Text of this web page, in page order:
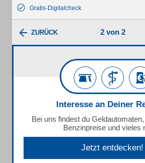
Gratis-Digitalcheck
ZURÜCK 2 von 2
Interesse an Deiner
Bei uns findest du
Benzinpreise und vieles
Jetzt entdecken!